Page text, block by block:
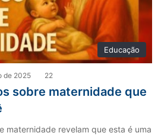
Educação
de 2025 22
sobre maternidade que
maternidade revelam que esta é uma